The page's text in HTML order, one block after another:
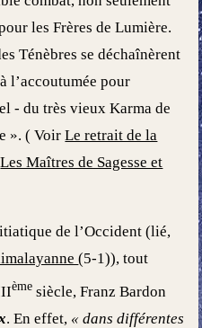
les Frères de Lumière.
Ténèbres se déchaînèrent
l’accoutumée pour
- du très vieux Karma de
». ( VoirLe retrait de la
Les Maîtres de Sagesse et
de l’Occident (lié,
(5-1)), tout
ème siècle, Franz Bardon
. En effet, « dans différentes